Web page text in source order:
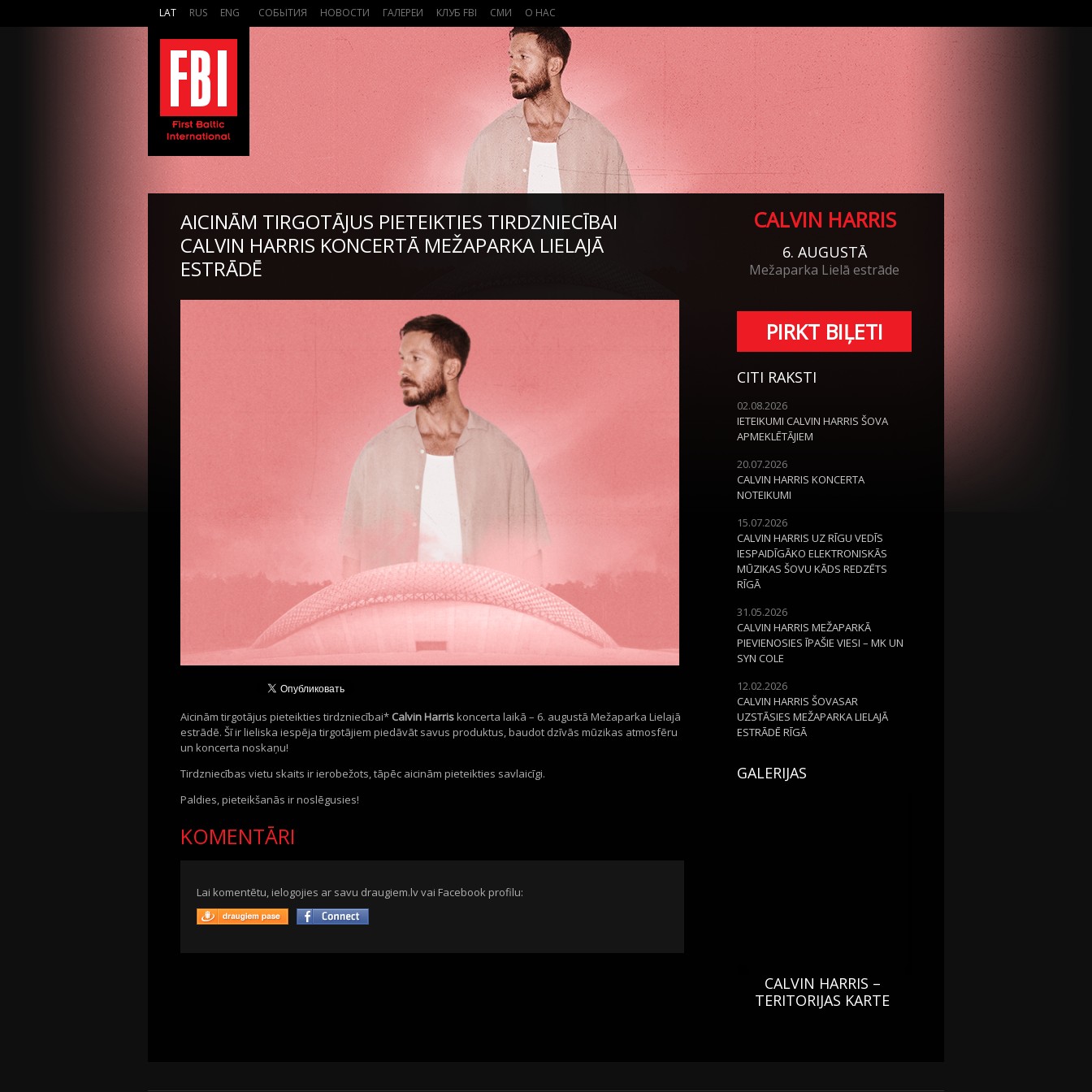
LAT RUS ENG СОБЫТИЯ НОВОСТИ ГАЛЕРЕИ КЛУБ FBI СМИ О НАС
AICINĀM TIRGOTĀJUS PIETEIKTIES TIRDZNIECĪBAI
CALVIN HARRIS KONCERTĀ MEŽAPARKA LIELAJĀ
ESTRĀDĒ
Aicinām tirgotājus pieteikties tirdzniecībai* CalvinHarriskoncerta laikā – 6. augustā Mežaparka Lielajā
estrādē. Šī ir lieliska iespēja tirgotājiem piedāvāt savus produktus, baudot dzīvās mūzikas atmosfēru
un koncerta noskaņu!
Tirdzniecības vietu skaits ir ierobežots, tāpēc aicinām pieteikties savlaicīgi.
Paldies, pieteikšanās ir noslēgusies!
KOMENTĀRI
Lai komentētu, ielogojies ar savu draugiem.lv vai Facebook profilu:
CALVIN HARRIS
6. AUGUSTĀ
Mežaparka Lielā estrāde
PIRKT BIĻETI
CITI RAKSTI
02.08.2026
IETEIKUMI CALVIN HARRIS ŠOVA
APMEKLĒTĀJIEM
20.07.2026
CALVIN HARRIS KONCERTA
NOTEIKUMI
15.07.2026
CALVIN HARRIS UZ RĪGU VEDĪS
IESPAIDĪGĀKO ELEKTRONISKĀS
MŪZIKAS ŠOVU KĀDS REDZĒTS
RĪGĀ
31.05.2026
CALVIN HARRIS MEŽAPARKĀ
PIEVIENOSIES ĪPAŠIE VIESI – MK UN
SYN COLE
12.02.2026
CALVIN HARRIS ŠOVASAR
UZSTĀSIES MEŽAPARKA LIELAJĀ
ESTRĀDĒ RĪGĀ
GALERIJAS
CALVIN HARRIS –
TERITORIJAS KARTE